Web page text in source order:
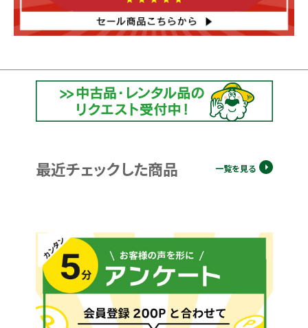
最近チェックした商品 一覧を見る